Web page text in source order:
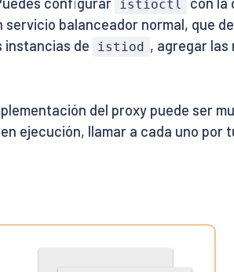
istioctl
servicio balanceador normal, que
instancias de
istiod , agregar las
del proxy puede ser
en ejecución, llamar a cada uno por